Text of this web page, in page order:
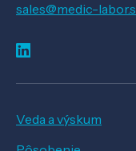
sales@medic-
Veda a výskum